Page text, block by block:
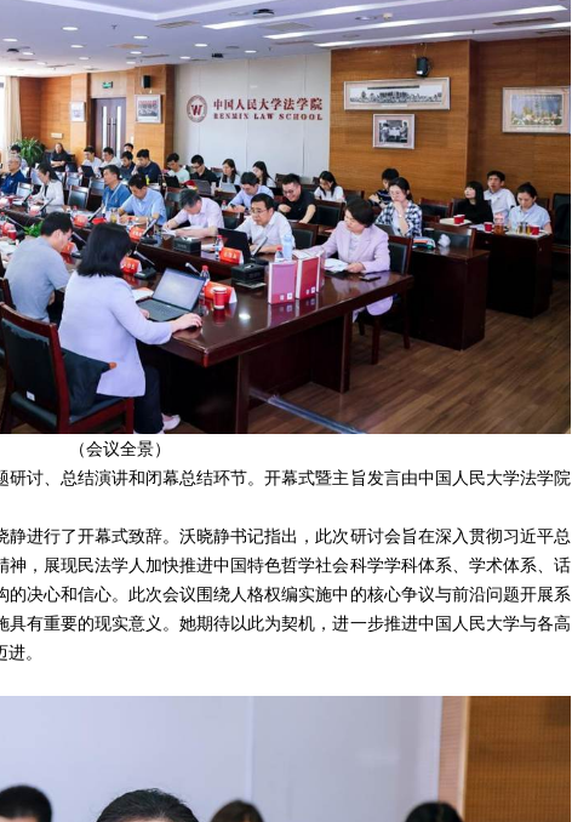
（会议全景）
讨、总结演讲和闭幕总结环节。开幕式暨主旨发言由中国人民大学法学院
进行了开幕式致辞。沃晓静书记指出，此次研讨会旨在深入贯彻习近平总
，展现民法学人加快推进中国特色哲学社会科学学科体系、学术体系、话
决心和信心。此次会议围绕人格权编实施中的核心争议与前沿问题开展系
有重要的现实意义。她期待以此为契机，进一步推进中国人民大学与各高
。